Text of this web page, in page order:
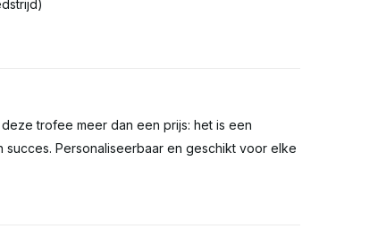
trofee meer dan een prijs: het is een
Personaliseerbaar en geschikt voor elke